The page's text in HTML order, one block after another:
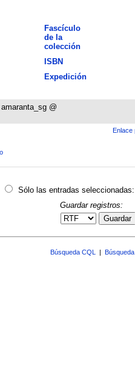
Fascículo
de la
colección
ISBN
Expedición
@
Enlace
Sólo las entradas seleccionadas:
Guardar registros:
Guardar
Búsqueda CQL